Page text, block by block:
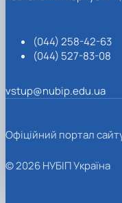
(044) 258-42-63
(044) 527-83-08
vstup@nubip.edu.ua
Офіційний портал
© 2026 НУБІП Україна